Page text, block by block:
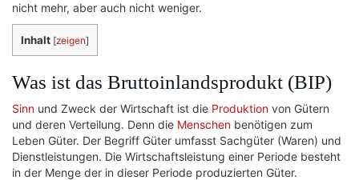
nicht mehr, aber auch nicht weniger.
Inhalt [zeigen]
Was ist das Bruttoinlandsprodukt (BIP)
Sinn und Zweck der Wirtschaft ist die Produktion von Gütern
und deren Verteilung. Denn die Menschen benötigen zum
Leben Güter. Der Begriff Güter umfasst Sachgüter (Waren) und
Dienstleistungen. Die Wirtschaftsleistung einer Periode besteht
in der Menge der in dieser Periode produzierten Güter.